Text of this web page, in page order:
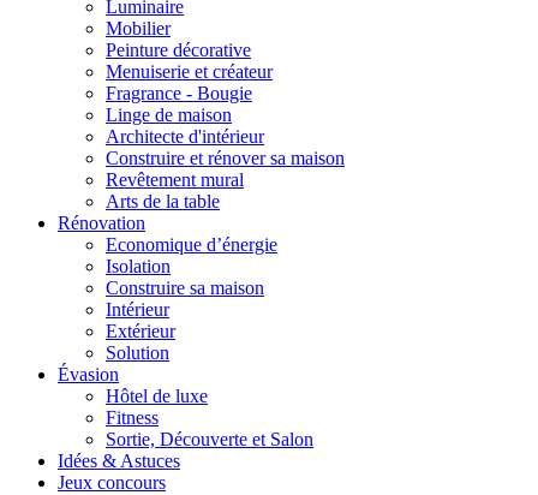
Luminaire
Mobilier
Peinture décorative
Menuiserie et créateur
Fragrance - Bougie
Linge de maison
Architecte d'intérieur
Construire et rénover sa maison
Revêtement mural
Arts de la table
Rénovation
Economique d’énergie
Isolation
Construire sa maison
Intérieur
Extérieur
Solution
Évasion
Hôtel de luxe
Fitness
Sortie, Découverte et Salon
Idées & Astuces
Jeux concours